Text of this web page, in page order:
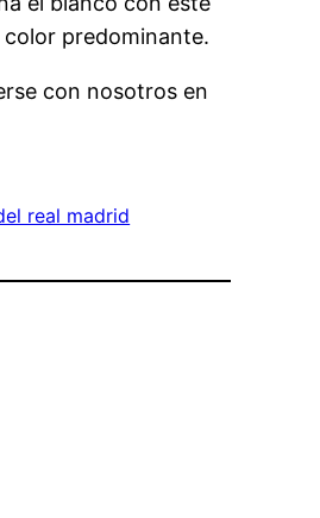
color predominante.
con nosotros en
real madrid